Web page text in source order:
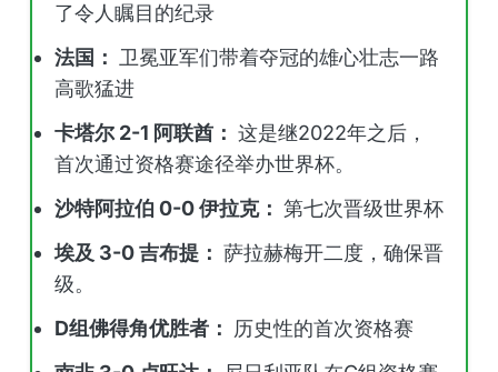
了令人瞩目的纪录
法国： 卫冕亚军们带着夺冠的雄心壮志一路
高歌猛进
卡塔尔 2-1 阿联酋： 这是继2022年之后，
首次通过资格赛途径举办世界杯。
沙特阿拉伯 0-0 伊拉克： 第七次晋级世界杯
埃及 3-0 吉布提： 萨拉赫梅开二度，确保晋
级。
D组佛得角优胜者： 历史性的首次资格赛